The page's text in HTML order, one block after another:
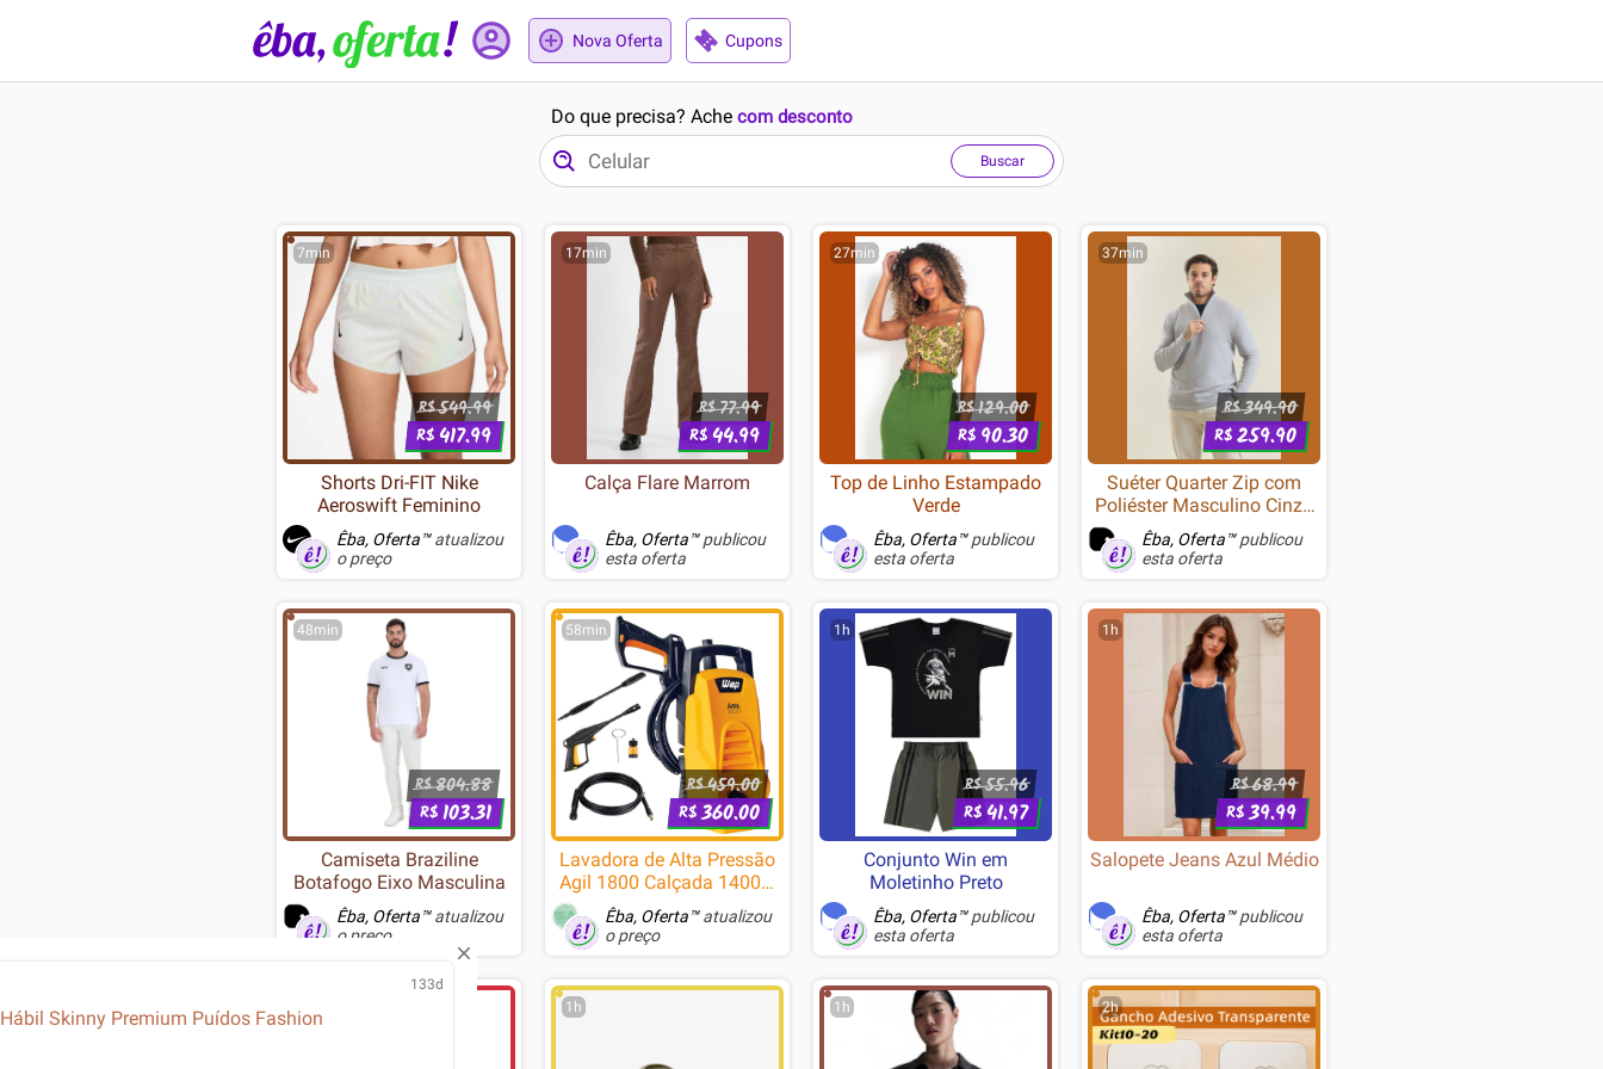
Nova Oferta Cupons
Do que precisa? Ache com desconto
Buscar
7min
R$549.99
R$417.99
Shorts Dri-FIT Nike
Aeroswift Feminino
Êba, Oferta™atualizou
o preço
17min
R$77.99
R$44.99
Calça Flare Marrom
Êba, Oferta™publicou
esta oferta
27min
R$129.00
R$ 90.30
Top de Linho Estampado
Verde
Êba, Oferta™publicou
esta oferta
37min
R$349.90
R$259.90
Suéter Quarter Zip com
Poliéster Masculino Cinza
Dialogo
Êba, Oferta™publicou
esta oferta
48min
R$804.88
R$103.31
Camiseta Braziline
Botafogo Eixo Masculina
Êba, Oferta™atualizou
o preço
58min
R$459.00
R$360.00
Lavadora de Alta Pressão
Agil 1800 Calçada 1400w
1300psi Wap
Êba, Oferta™atualizou
o preço
1h
R$55.96
R$41.97
Conjunto Win em
Moletinho Preto
Êba, Oferta™publicou
esta oferta
1h
R$68.99
R$39.99
Salopete Jeans Azul Médio
Êba, Oferta™publicou
esta oferta
1h 1h 1h 2h
133d
Skinny Premium Puídos Fashion